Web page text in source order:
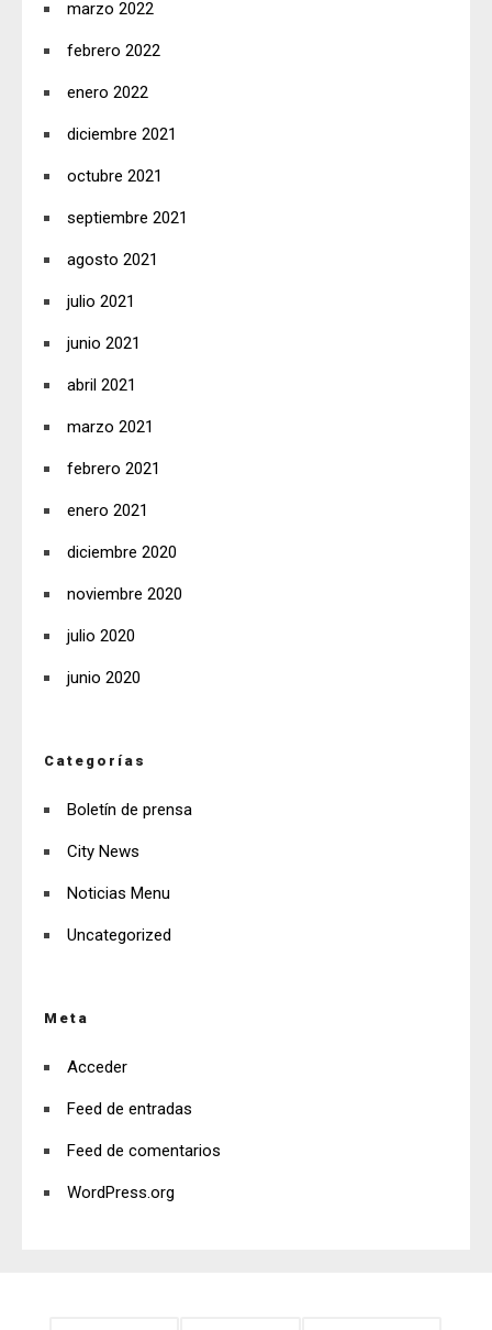
marzo 2022
febrero 2022
enero 2022
diciembre 2021
octubre 2021
septiembre 2021
agosto 2021
julio 2021
junio 2021
abril 2021
marzo 2021
febrero 2021
enero 2021
diciembre 2020
noviembre 2020
julio 2020
junio 2020
Categorías
Boletín de prensa
City News
Noticias Menu
Uncategorized
Meta
Acceder
Feed de entradas
Feed de comentarios
WordPress.org